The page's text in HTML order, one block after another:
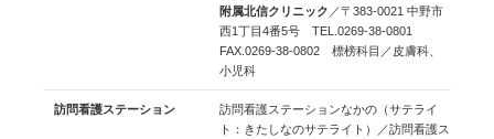
附属北信クリニック ／〒383-0021 中野市
西1丁目4番5号 TEL.0269-38-0801
FAX.0269-38-0802 標榜科目／皮膚科、
小児科
訪問看護ステーション
訪問看護ステーションなかの（サテライ
ト：きたしなのサテライト）／訪問看護ス